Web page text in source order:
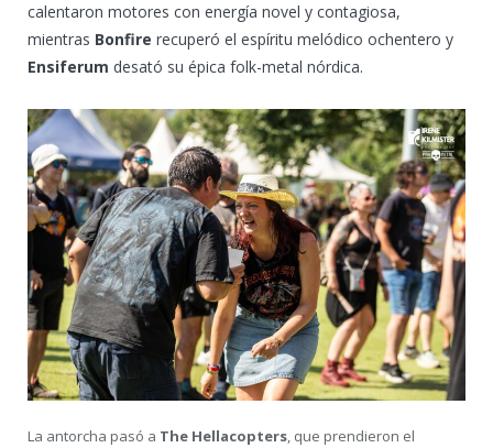
calentaron motores con energía novel y contagiosa,
mientras Bonfire recuperó el espíritu melódico ochentero y
Ensiferum desató su épica folk-metal nórdica.
La antorcha pasó a The Hellacopters, que prendieron el